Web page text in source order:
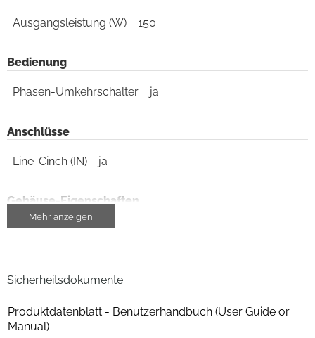
Ausgangsleistung (W) 150
Bedienung
Phasen-Umkehrschalter ja
Anschlüsse
Line-Cinch (IN) ja
Gehäuse-Eigenschaften
Breite (cm) 27.5
Farben
Mehr anzeigen
Sicherheitsdokumente
Produktdatenblatt - Benutzerhandbuch (User Guide or
Manual)